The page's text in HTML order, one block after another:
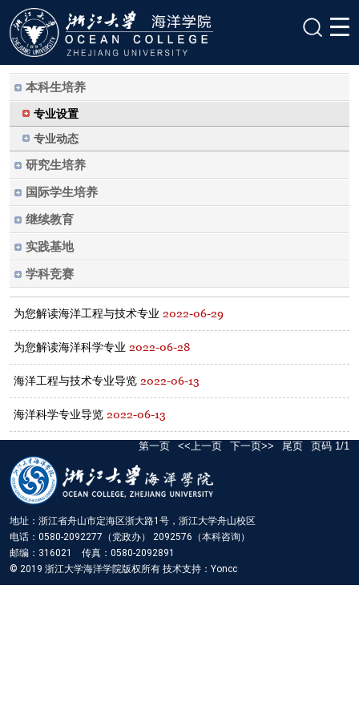
本科生培养
专业设置
专业动态
研究生培养
国际学生培养
继续教育
实践基地
学科竞赛
为您解读海洋工程与技术专业 2022-06-29
为您解读海洋科学专业 2022-06-28
海洋工程与技术专业导览 2022-06-13
海洋科学专业导览 2022-06-13
第一页 <<上一页 下一页>> 尾页 页码 1/1
地址：浙江省舟山市定海区浙大路1号，浙江大学舟山校区
电话：0580-2092277（党政办） 2092576（本科咨询）
邮编：316021 传真：0580-2092891
© 2019 浙江大学海洋学院版权所有 技术支持：Yoncc